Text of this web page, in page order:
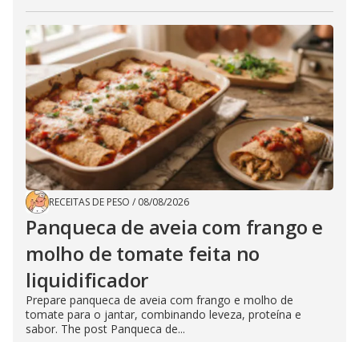
RECEITAS DE PESO / 08/08/2026
Panqueca de aveia com frango e
molho de tomate feita no
liquidificador
Prepare panqueca de aveia com frango e molho de
tomate para o jantar, combinando leveza, proteína e
sabor. The post Panqueca de...